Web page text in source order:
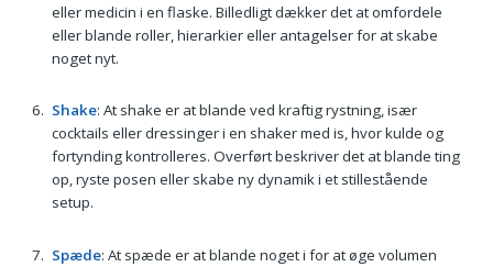
eller medicin i en flaske. Billedligt dækker det at omfordele
eller blande roller, hierarkier eller antagelser for at skabe
noget nyt.
Shake: At shake er at blande ved kraftig rystning, især
cocktails eller dressinger i en shaker med is, hvor kulde og
fortynding kontrolleres. Overført beskriver det at blande ting
op, ryste posen eller skabe ny dynamik i et stillestående
setup.
Spæde: At spæde er at blande noget i for at øge volumen